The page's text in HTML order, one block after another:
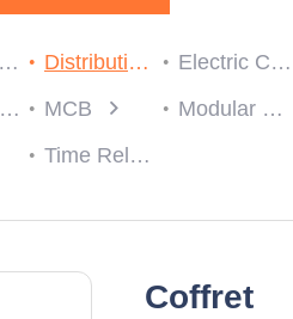
Distribution Box
Electric Consumer Units
MCB
Modular Contactor
Time Relay
Coffret